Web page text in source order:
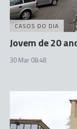
CASOS DO DIA
Jovem de 20
30 Mar 08:48